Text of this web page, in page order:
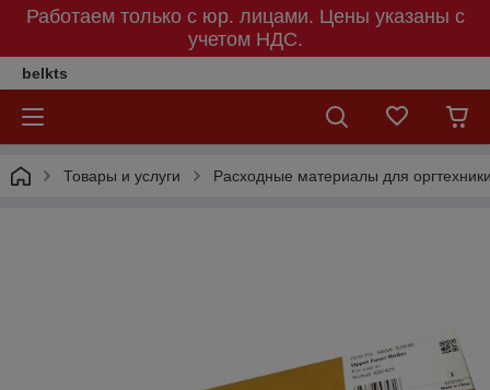
Работаем только с юр. лицами. Цены указаны c
учетом НДС.
belkts
Товары и услуги Расходные материалы для